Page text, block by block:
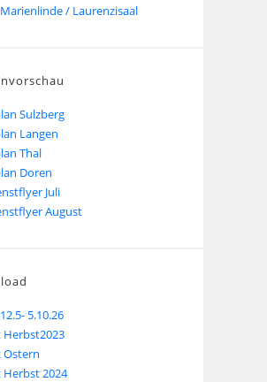
/ Laurenzisaal
Sulzberg
Langen
Thal
Doren
Juli
August
5.10.26
2024